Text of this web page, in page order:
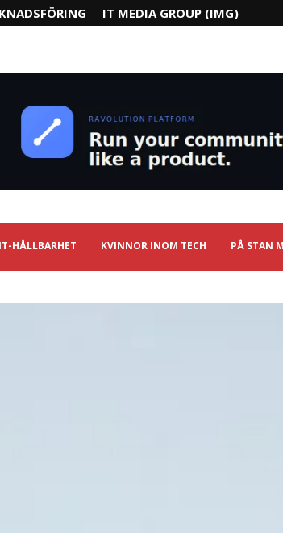
IT MEDIA GROUP (IMG)
IT-HÅLLBARHET KVINNOR INOM TECH PÅ STAN